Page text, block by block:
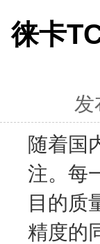
徕卡
发
随着国
注。每
目的质
精度的